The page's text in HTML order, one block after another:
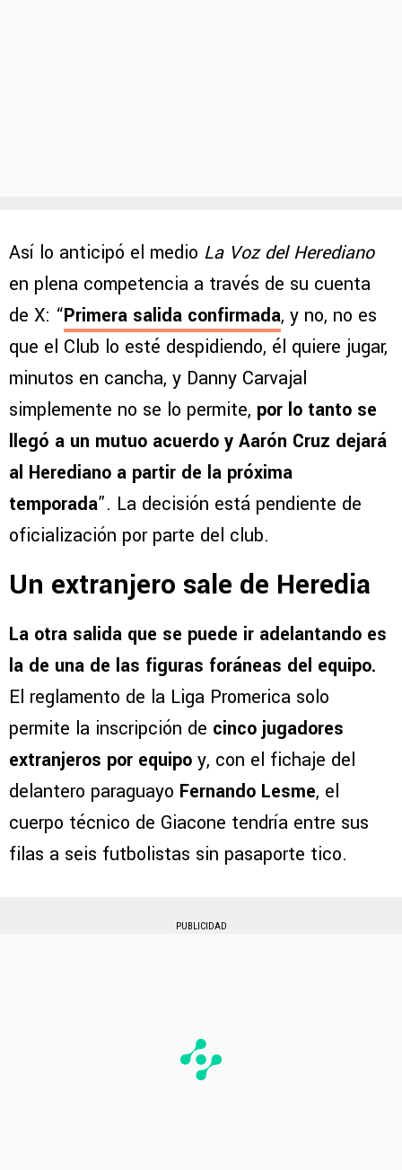
Así lo anticipó el medio La Voz del Herediano
en plena competencia a través de su cuenta
de X: “Primera salida confirmada, y no, no es
que el Club lo esté despidiendo, él quiere jugar,
minutos en cancha, y Danny Carvajal
simplemente no se lo permite, por lo tanto se
llegó a un mutuo acuerdo y Aarón Cruz dejará
al Herediano a partir de la próxima
temporada”. La decisión está pendiente de
oficialización por parte del club.
Un extranjero sale de Heredia
La otra salida que se puede ir adelantando es
la de una de las figuras foráneas del equipo.
El reglamento de la Liga Promerica solo
permite la inscripción de cinco jugadores
extranjeros por equipo y, con el fichaje del
delantero paraguayo Fernando Lesme, el
cuerpo técnico de Giacone tendría entre sus
filas a seis futbolistas sin pasaporte tico.
PUBLICIDAD